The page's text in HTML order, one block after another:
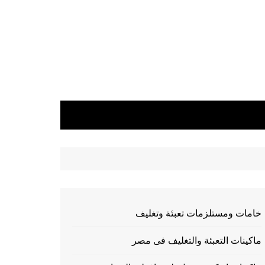
خامات ومستلزمات تعبئة وتغليف
ماكينات التعبئة والتغليف فى مصر